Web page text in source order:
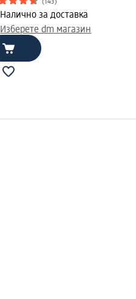
(143)
Налично за доставка
Изберете dm магазин